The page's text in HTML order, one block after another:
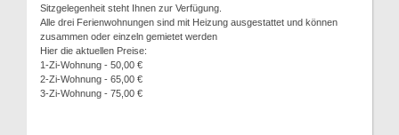
Sitzgelegenheit steht Ihnen zur Verfügung.
Alle drei Ferienwohnungen sind mit Heizung ausgestattet und können
zusammen oder einzeln gemietet werden
Hier die aktuellen Preise:
1-Zi-Wohnung - 50,00 €
2-Zi-Wohnung - 65,00 €
3-Zi-Wohnung - 75,00 €